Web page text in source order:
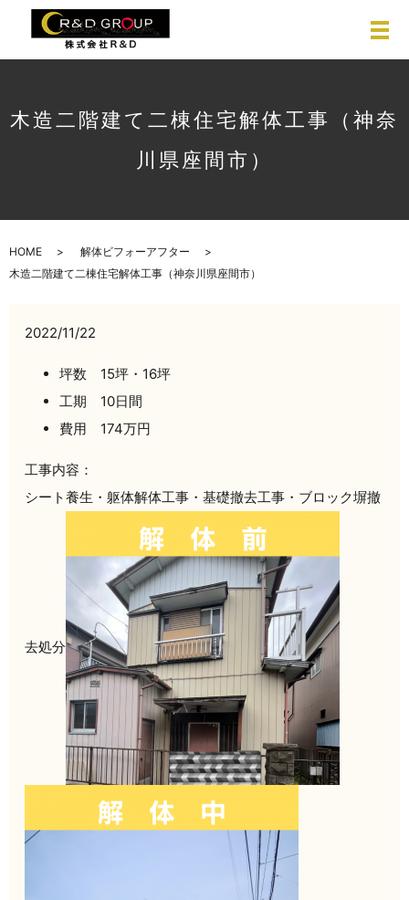
木造二階建て二棟住宅解体工事（神奈
川県座間市）
HOME
解体ビフォーアフター
木造二階建て二棟住宅解体工事（神奈川県座間市）
2022/11/22
坪数 15坪・16坪
工期 10日間
費用 174万円
工事内容：
シート養生・躯体解体工事・基礎撤去工事・ブロック塀撤
去処分